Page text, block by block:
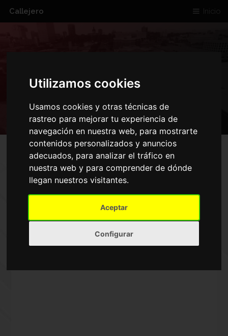
Utilizamos cookies
Usamos cookies y otras técnicas de
rastreo para mejorar tu experiencia de
navegación en nuestra web, para mostrarte
contenidos personalizados y anuncios
adecuados, para analizar el tráfico en
nuestra web y para comprender de dónde
llegan nuestros visitantes.
Aceptar
Configurar
Callejero Inicio
REIG BARCELONA
MAPA DE CARRER DE PUIG
REIG BARCELONA